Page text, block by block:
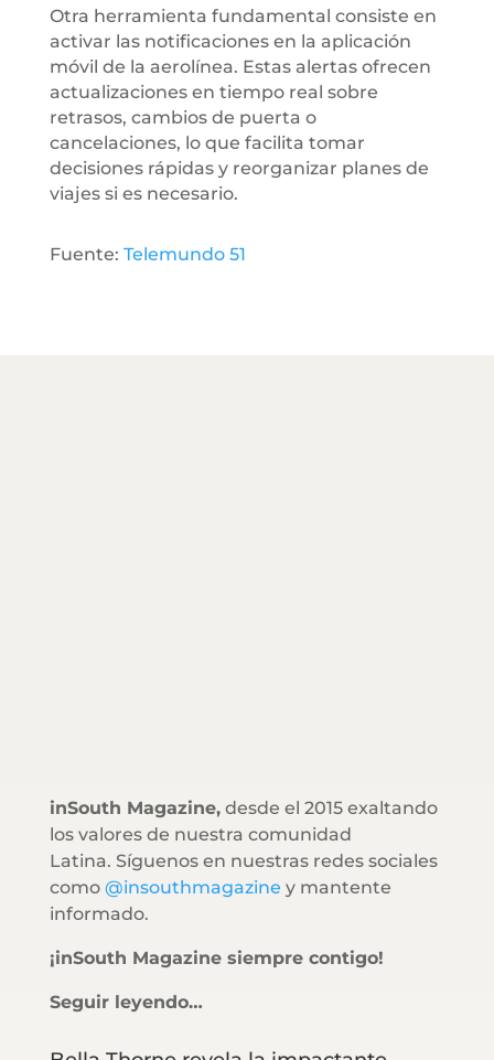
Otra herramienta fundamental consiste en
activar las notificaciones en la aplicación
móvil de la aerolínea. Estas alertas ofrecen
actualizaciones en tiempo real sobre
retrasos, cambios de puerta o
cancelaciones, lo que facilita tomar
decisiones rápidas y reorganizar planes de
viajes si es necesario.
Fuente: Telemundo 51
inSouth Magazine,desde el 2015 exaltando
los valores de nuestra comunidad
Latina. Síguenos en nuestras redes sociales
como @insouthmagazine y mantente
informado.
¡inSouth Magazine siempre contigo!
Seguir leyendo…